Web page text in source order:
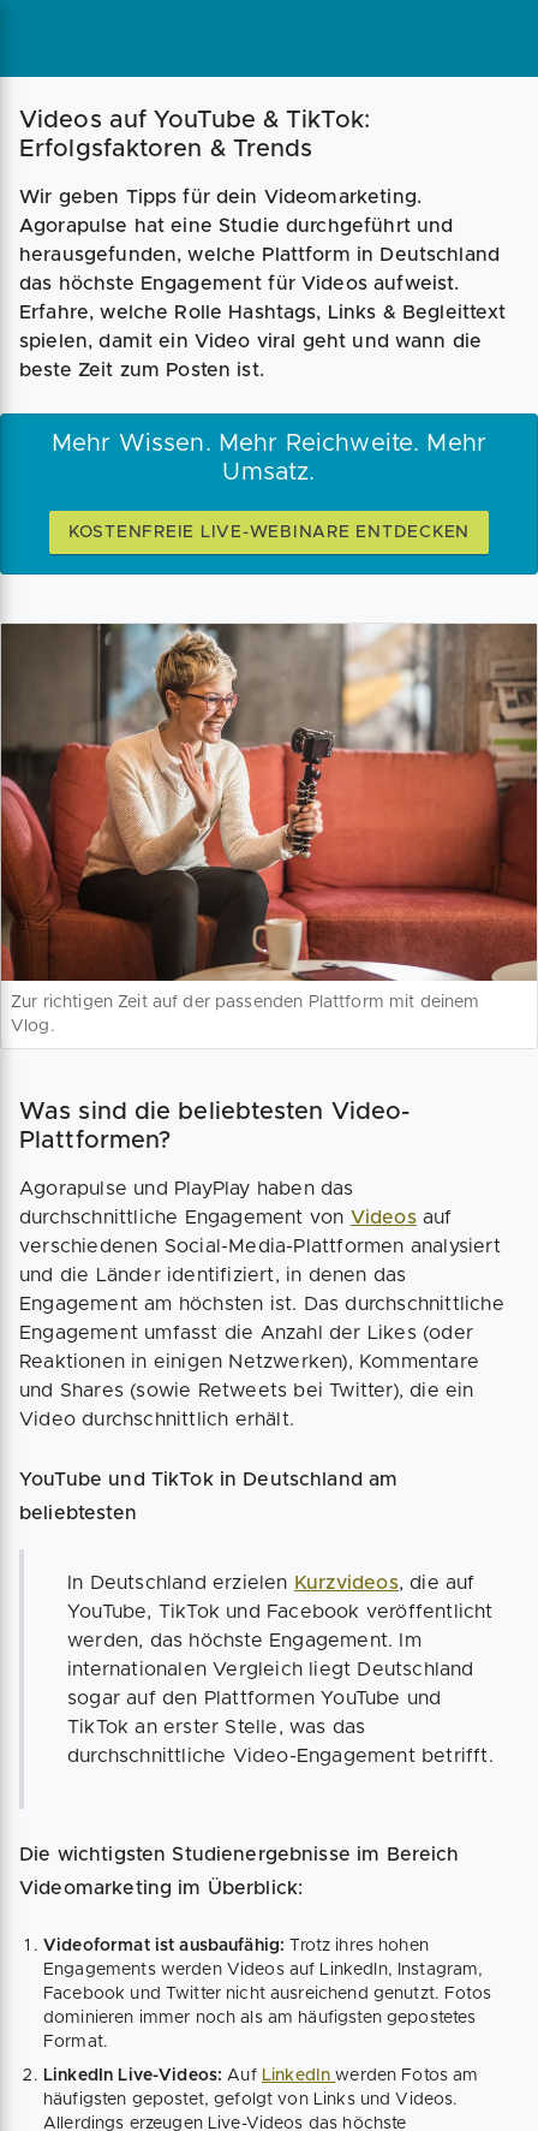
Videos auf YouTube & TikTok:
Erfolgsfaktoren & Trends
Wir geben Tipps für dein Videomarketing.
Agorapulse hat eine Studie durchgeführt und
herausgefunden, welche Plattform in Deutschland
das höchste Engagement für Videos aufweist.
Erfahre, welche Rolle Hashtags, Links & Begleittext
spielen, damit ein Video viral geht und wann die
beste Zeit zum Posten ist.
Mehr Wissen. Mehr Reichweite. Mehr
Umsatz.
KOSTENFREIE LIVE-WEBINARE ENTDECKEN
Zur richtigen Zeit auf der passenden Plattform mit deinem
Vlog.
Was sind die beliebtesten Video-
Plattformen?
Agorapulse und PlayPlay haben das
durchschnittliche Engagement von Videosauf
verschiedenen Social-Media-Plattformen analysiert
und die Länder identifiziert, in denen das
Engagement am höchsten ist. Das durchschnittliche
Engagement umfasst die Anzahl der Likes (oder
Reaktionen in einigen Netzwerken), Kommentare
und Shares (sowie Retweets bei Twitter), die ein
Video durchschnittlich erhält.
YouTube und TikTok in Deutschland am
beliebtesten
In Deutschland erzielen Kurzvideos, die auf
YouTube, TikTok und Facebook veröffentlicht
werden, das höchste Engagement. Im
internationalen Vergleich liegt Deutschland
sogar auf den Plattformen YouTube und
TikTok an erster Stelle, was das
durchschnittliche Video-Engagement betrifft.
Die wichtigsten Studienergebnisse im Bereich
Videomarketing im Überblick:
Videoformat ist ausbaufähig: Trotz ihres hohen
Engagements werden Videos auf LinkedIn, Instagram,
Facebook und Twitter nicht ausreichend genutzt. Fotos
dominieren immer noch als am häufigsten gepostetes
Format.
LinkedIn Live-Videos:Auf LinkedInwerden Fotos am
häufigsten gepostet, gefolgt von Links und Videos.
Allerdings erzeugen Live-Videos das höchste